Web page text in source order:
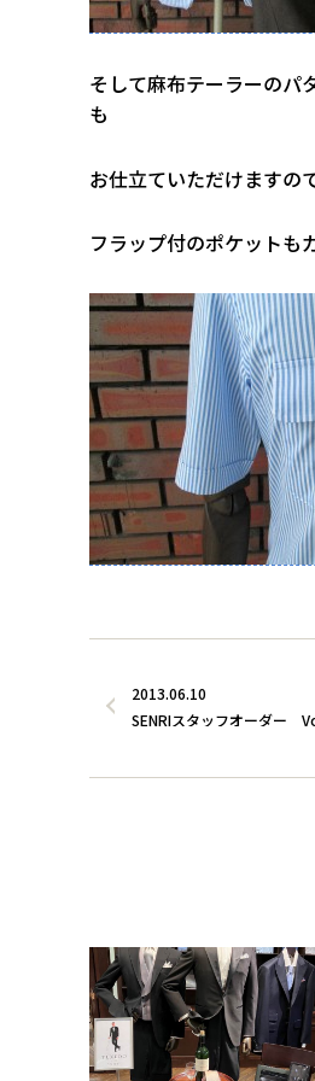
そして麻布テーラーのパ
も
お仕立ていただけますの
フラップ付のポケットも
2013.06.10
SENRIスタッフオーダー